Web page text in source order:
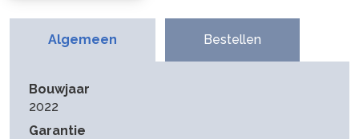
Algemeen Bestellen
Bouwjaar
2022
Garantie